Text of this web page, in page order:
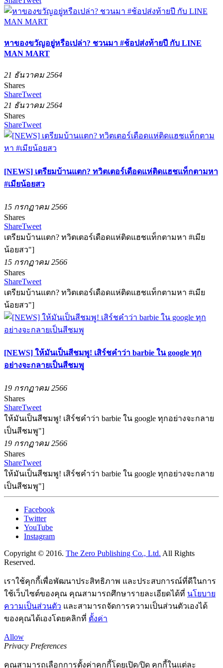
หาของขวัญอยู่หรือเปล่า? ชวนมา #ช้อปส่งท้ายปี กับ LINE
MAN MART
21 ธันวาคม 2564
Shares
ShareTweet
21 ธันวาคม 2564
Shares
ShareTweet
[NEWS] เตรียมบ้านแตก? ทวิตเตอร์เดือดแห่ติดแฮชแท็กตามหา
#เมียน้อยสว
15 กรกฏาคม 2566
Shares
ShareTweet
เตรียมบ้านแตก? ทวิตเตอร์เดือดแห่ติดแฮชแท็กตามหา #เมีย
น้อยสว"]
15 กรกฏาคม 2566
Shares
ShareTweet
เตรียมบ้านแตก? ทวิตเตอร์เดือดแห่ติดแฮชแท็กตามหา #เมีย
น้อยสว"]
[NEWS] ให้มันเป็นสีชมพู! เสิร์ชคำว่า barbie ใน google ทุก
อย่างจะกลายเป็นสีชมพู
19 กรกฏาคม 2566
Shares
ShareTweet
ให้มันเป็นสีชมพู! เสิร์ชคำว่า barbie ใน google ทุกอย่างจะกลาย
เป็นสีชมพู"]
19 กรกฏาคม 2566
Shares
ShareTweet
ให้มันเป็นสีชมพู! เสิร์ชคำว่า barbie ใน google ทุกอย่างจะกลาย
เป็นสีชมพู"]
Facebook
Twitter
YouTube
Instagram
Copyright © 2016. The Zero Publishing Co., Ltd. All Rights
Reserved.
เราใช้คุกกี้เพื่อพัฒนาประสิทธิภาพ และประสบการณ์ที่ดีในการ
ใช้เว็บไซต์ของคุณ คุณสามารถศึกษารายละเอียดได้ที่ นโยบาย
ความเป็นส่วนตัว และสามารถจัดการความเป็นส่วนตัวเองได้
ของคุณได้เองโดยคลิกที่ ตั้งค่า
Allow
Privacy Preferences
คุณสามารถเลือกการตั้งค่าคุกกี้โดยเปิด/ปิด คุกกี้ในแต่ละ